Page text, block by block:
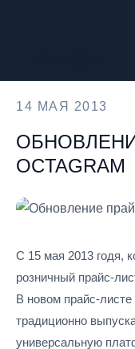
14 МАЯ 2013
OCTAGRAM
С 15 мая 2013 годя,
розничный прайс-
В новом прайс-
традиционно
универсальную